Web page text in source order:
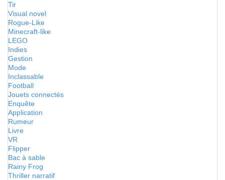
Tir
Visual novel
Rogue-Like
Minecraft-like
LEGO
Indies
Gestion
Mode
Inclassable
Football
Jouets connectés
Enquête
Application
Rumeur
Livre
VR
Flipper
Bac à sable
Rainy Frog
Thriller narratif